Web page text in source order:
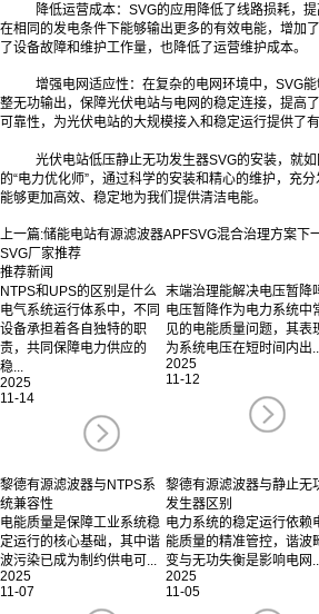
降低运营成本：SVG的应用降低了线路损耗，
在相同的发电条件下能够输出更多的有效电能，增加
了设备故障和维护工作量，也降低了运营维护成本。
增强电网适应性：在复杂的电网环境中，SVG
整无功输出，保障光伏电站与电网的稳定连接，提高
可靠性，为光伏电站的大规模接入和稳定运行提供了有
光伏电站低压静止无功发生器SVG的安装，就
的“电力优化师”，通过科学的安装和精心的维护，充
能够更加高效、稳定地为我们提供清洁电能。‍
上一篇:储能电站有源滤波器APFSVG混合治理方案 下
SVG厂家推荐
推荐新闻
NTPS和UPS的区别是什么
电气系统运行体系中，不同
设备承担着各自独特的职
责，共同保障电力供应的
稳...
2025
11-14
末端治理能解决电压暂降
电压暂降作为电力系统中
见的电能质量问题，其表
为系统电压在短时间内出
2025
11-12
黎德有源滤波器与NTPS系
统兼容性
电能质量是保障工业系统稳
定运行的核心基础，其中谐
波污染已成为制约供电可...
2025
11-07
黎德有源滤波器与静止无
发生器区别
电力系统的稳定运行依赖
能质量的精准管控，谐波
变与无功失衡是影响电网
2025
11-05